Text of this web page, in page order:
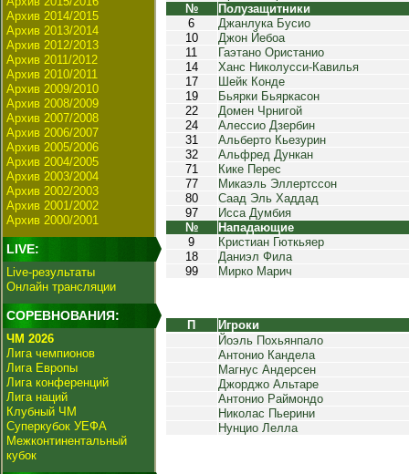
Архив 2014/2015
Архив 2013/2014
Архив 2012/2013
Архив 2011/2012
Архив 2010/2011
Архив 2009/2010
Архив 2008/2009
Архив 2007/2008
Архив 2006/2007
Архив 2005/2006
Архив 2004/2005
Архив 2003/2004
Архив 2002/2003
Архив 2001/2002
Архив 2000/2001
LIVE:
Live-результаты
Онлайн трансляции
СОРЕВНОВАНИЯ:
ЧМ 2026
Лига чемпионов
Лига Европы
Лига конференций
Лига наций
Клубный ЧМ
Суперкубок УЕФА
Межконтинентальный
кубок
№
Полузащитники
6
Джанлука Бусио
10
Джон Йебоа
11
Гаэтано Ористанио
14
Ханс Николусси-Кавилья
17
Шейк Конде
19
Бьярки Бьяркасон
22
Домен Чрнигой
24
Алессио Дзербин
31
Альберто Кьезурин
32
Альфред Дункан
71
Кике Перес
77
Микаэль Эллертссон
80
Саад Эль Хаддад
97
Исса Думбия
№
Нападающие
9
Кристиан Гюткьяер
18
Даниэл Фила
99
Мирко Марич
П
Игроки
Йоэль Похьянпало
Антонио Кандела
Магнус Андерсен
Джорджо Альтаре
Антонио Раймондо
Николас Пьерини
Нунцио Лелла